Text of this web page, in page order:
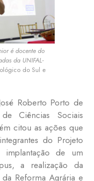
é docente do
da UNIFAL-
do Sul e
Roberto Porto de
Ciências Sociais
citou as ações que
do Projeto
de um
a realização da
da Reforma Agrária e